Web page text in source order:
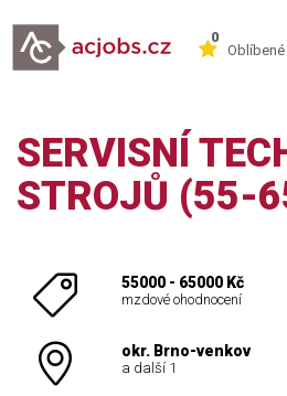
0
SERVISNÍ
STROJŮ (55-
55000 - 65000 Kč
mzdové ohodnocení
okr. Brno-venkov
a další 1